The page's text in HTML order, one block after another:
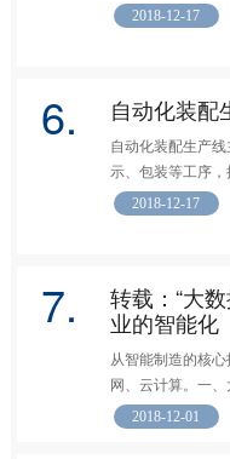
2018-12-17
6. 自动化装
自动化装配生产
示、包装等工序
2018-12-17
7.
转载：“大
业的智能化
从智能制造的核
网、云计算。一
2018-12-01